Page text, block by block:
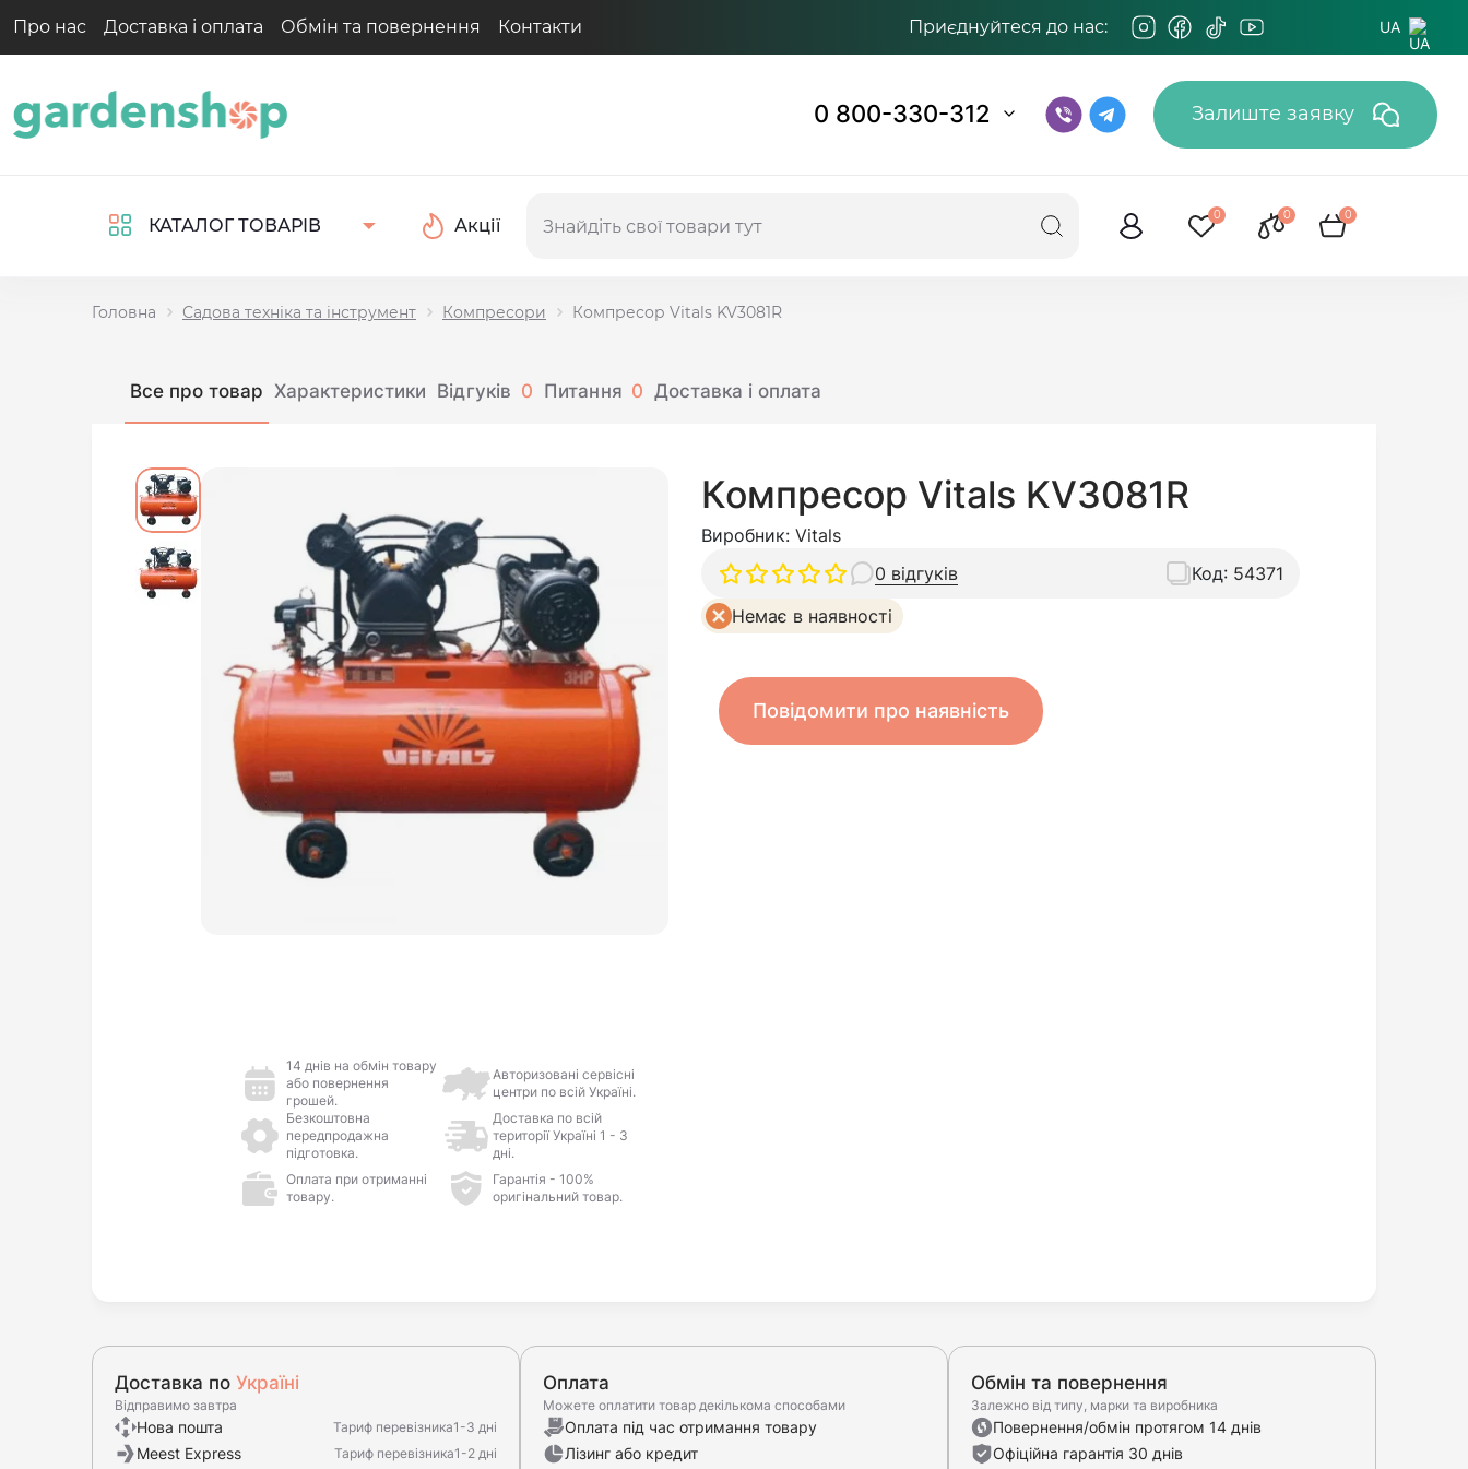
Про нас Доставка і оплата Обмін та повернення Контакти Приєднуйтеся до нас: UA
0 800-330-312 Залиште заявку
КАТАЛОГ ТОВАРІВ Акції
0 0 0
Головна Садова техніка та інструмент Компресори Компресор Vitals KV3081R
Все про товар Характеристики Відгуків 0 Питання 0 Доставка і оплата
14 днів на обмін товару
або повернення
грошей.
Авторизовані сервісні
центри по всій Україні.
Безкоштовна
передпродажна
підготовка.
Доставка по всій
території Україні 1 - 3
дні.
Оплата при отриманні
товару.
Гарантія - 100%
оригінальний товар.
Компресор Vitals KV3081R
Виробник: Vitals
0 відгуків
Код: 54371
Немає в наявності
Повідомити про наявність
Доставка по Україні
Відправимо завтра
Нова пошта Тариф перевізника1-3 дні
Meest Express Тариф перевізника1-2 дні
Оплата
Можете оплатити товар декількома способами
Оплата під час отримання товару
Лізинг або кредит
Обмін та повернення
Залежно від типу, марки та виробника
Повернення/обмін протягом 14 днів
Офіційна гарантія 30 днів